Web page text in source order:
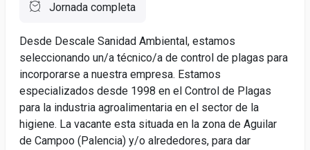
Jornada completa
Desde Descale Sanidad Ambiental, estamos
seleccionando un/a técnico/a de control de plagas para
incorporarse a nuestra empresa. Estamos
especializados desde 1998 en el Control de Plagas
para la industria agroalimentaria en el sector de la
higiene. La vacante esta situada en la zona de Aguilar
de Campoo (Palencia) y/o alrededores, para dar